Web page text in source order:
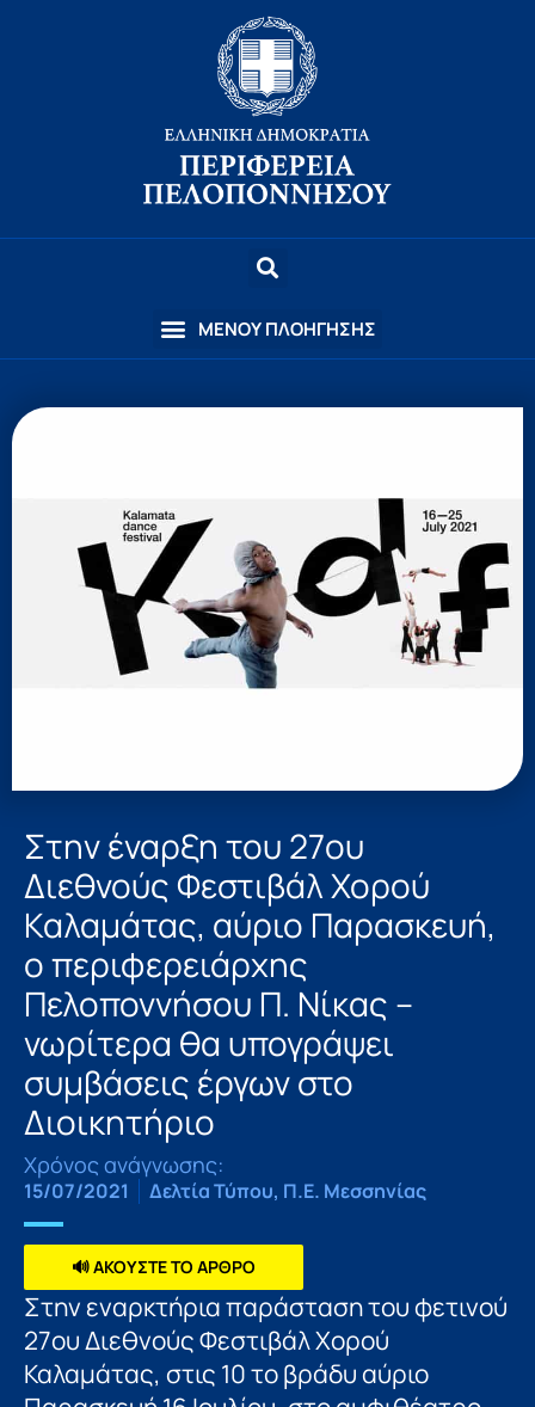
Στην έναρξη του 27ου
Διεθνούς Φεστιβάλ Χορού
Καλαμάτας, αύριο Παρασκευή,
ο περιφερειάρχης
Πελοποννήσου Π. Νίκας –
νωρίτερα θα υπογράψει
συμβάσεις έργων στο
Διοικητήριο
Χρόνος ανάγνωσης:
15/07/2021 Δελτία Τύπου, Π.Ε. Μεσσηνίας
🔊 ΑΚΟΥΣΤΕ ΤΟ ΑΡΘΡΟ
Στην εναρκτήρια παράσταση του φετινού
27ου Διεθνούς Φεστιβάλ Χορού
Καλαμάτας, στις 10 το βράδυ αύριο